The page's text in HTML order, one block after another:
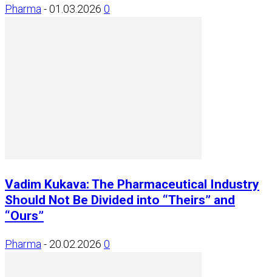
Pharma -01.03.2026 0
Vadim Kukava: The Pharmaceutical Industry
Should Not Be Divided into “Theirs” and
“Ours”
Pharma - 20.02.2026 0